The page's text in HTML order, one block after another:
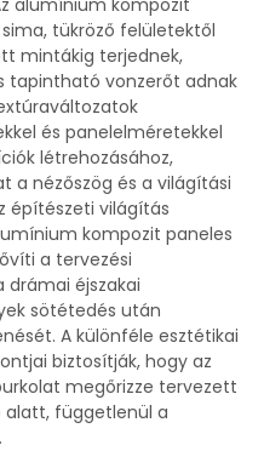
alumínium kompozit
tükröző felületektől
mintákig terjednek,
tapintható vonzerőt adnak
és panelelméretekkel
létrehozásához,
a nézőszög és a világítási
építészeti világítás
kompozit paneles
a tervezési
éjszakai
sötétedés után
A különféle esztétikai
biztosítják, hogy az
megőrizze tervezett
függetlenül a